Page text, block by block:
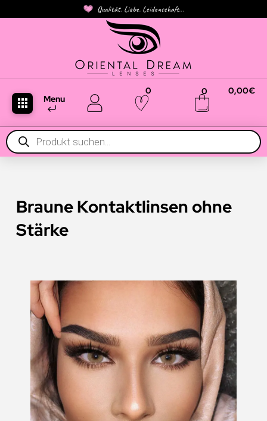
Qualität. Liebe. Leidenschaft...
Menu
0 0 0,00€
Products
search
Braune Kontaktlinsen ohne
Stärke